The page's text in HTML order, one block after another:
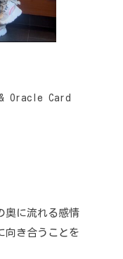
Oracle Card
奥に流れる感情
向き合うことを